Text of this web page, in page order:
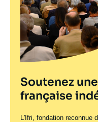
Soutenez
française
L'Ifri, fondation reconnue